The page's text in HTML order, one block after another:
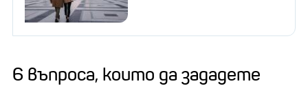
6 въпроса, които да зададете